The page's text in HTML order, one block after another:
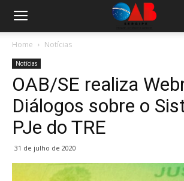
Home Notícias
Notícias
OAB/SE realiza
Diálogos sobre o
PJe do TRE
31 de julho de 2020